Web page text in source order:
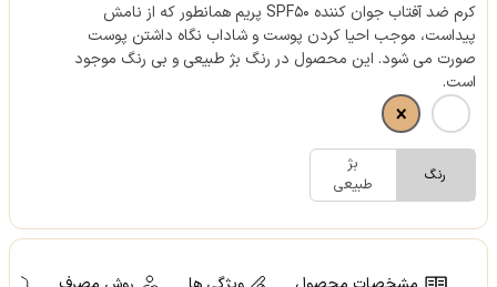
کرم ضد آفتاب جوان کننده SPF۵۰ پریم همانطور که از نامش
پیداست، موجب احیا کردن پوست و شاداب نگاه داشتن پوست
صورت می شود. این محصول در رنگ بژ طبیعی و بی رنگ موجود
است.
رنگ
بژ
طبیعی